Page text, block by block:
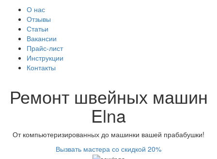
О нас
Отзывы
Статьи
Вакансии
Прайс-лист
Инструкции
Контакты
Ремонт швейных машин
Elna
От компьютеризированных до машинки вашей прабабушки!
Вызвать мастера со скидкой 20%